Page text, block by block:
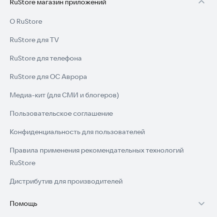
Скачайте приложение прямо сейчас и начните свой путь к
RuStore магазин приложений
О RuStore
RuStore для TV
RuStore для телефона
RuStore для ОС Аврора
Медиа-кит (для СМИ и блогеров)
Пользовательское соглашение
Конфиденциальность для пользователей
Правила применения рекомендательных технологий
RuStore
Дистрибутив для производителей
Помощь